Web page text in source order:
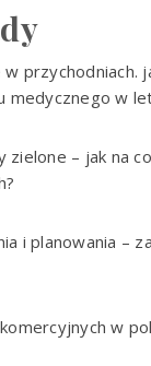
w przychodniach.
medycznego w
– jak na
i planowania –
w